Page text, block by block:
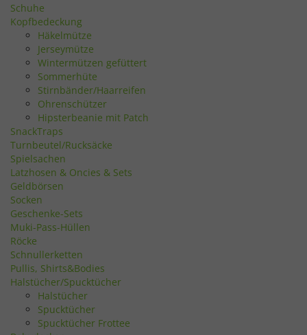
Schuhe
Kopfbedeckung
Häkelmütze
Jerseymütze
Wintermützen gefüttert
Sommerhüte
Stirnbänder/Haarreifen
Ohrenschützer
Hipsterbeanie mit Patch
SnackTraps
Turnbeutel/Rucksäcke
Spielsachen
Latzhosen & Oncies & Sets
Geldbörsen
Socken
Geschenke-Sets
Muki-Pass-Hüllen
Röcke
Schnullerketten
Pullis, Shirts&Bodies
Halstücher/Spucktücher
Halstücher
Spucktücher
Spucktücher Frottee